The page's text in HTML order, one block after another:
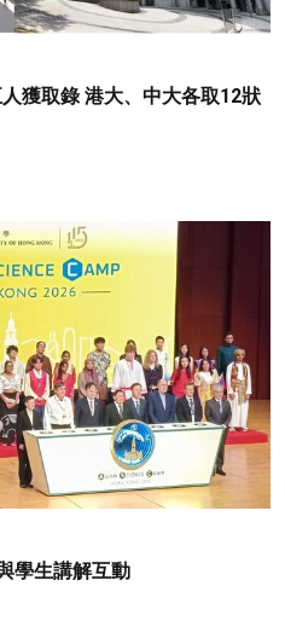
獲取錄 港大、中大各取12狀
學生講解互動